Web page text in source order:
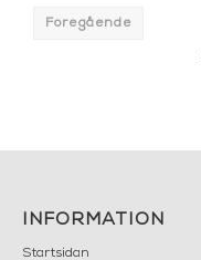
Föregående
INFORMATION
Startsidan